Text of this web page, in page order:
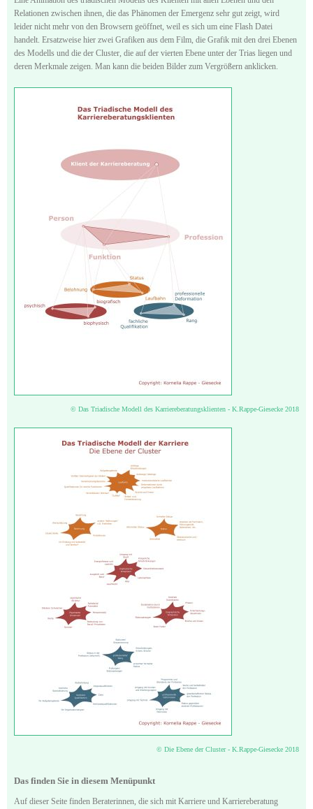
Relationen zwischen ihnen, die das Phänomen der Emergenz sehr gut zeigt, wird
leider nicht mehr von den Browsern geöffnet, weil es sich um eine Flash Datei
handelt. Ersatzweise hier zwei Grafiken aus dem Film, die Grafik mit den drei Ebenen
des Modells und die der Cluster, die auf der vierten Ebene unter der Trias liegen und
deren Merkmale zeigen. Man kann die beiden Bilder zum Vergrößern anklicken.
© Das Triadische Modell des Karriereberatungsklienten - K.Rappe-Giesecke 2018
© Die Ebene der Cluster - K.Rappe-Giesecke 2018
Das finden Sie in diesem Menüpunkt
Auf dieser Seite finden Beraterinnen, die sich mit Karriere und Karriereberatung